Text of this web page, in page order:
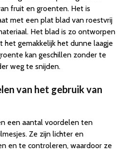
fruit en groenten. Het is
met een plat blad van roestvrij
Het blad is zo ontworpen
het gemakkelijk het dunne laagje
kan geschillen zonder te
weg te snijden.
van het gebruik van
een aantal voordelen ten
Ze zijn lichter en
en te controleren, waardoor ze